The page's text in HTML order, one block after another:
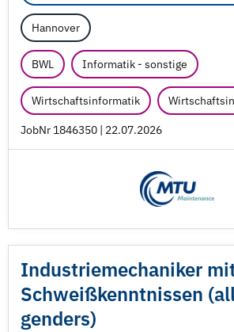
Hannover
BWL Informatik - sonstige
Wirtschaftsinformatik
JobNr 1846350 | 22.07.2026
Industriemechaniker
Schweißkenntnissen
genders)